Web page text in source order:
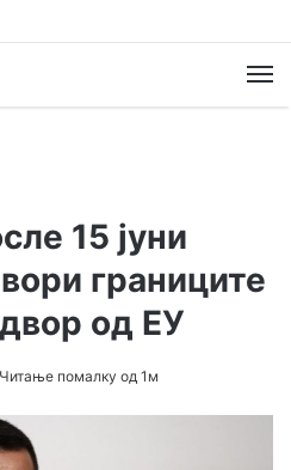
15 јуни
границите
од ЕУ
Читање помалку од 1м